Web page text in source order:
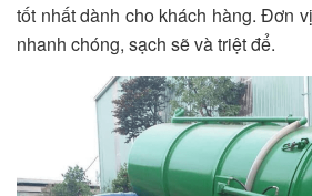
tốt nhất dành cho khách hàng. Đơn
nhanh chóng, sạch sẽ và triệt để.